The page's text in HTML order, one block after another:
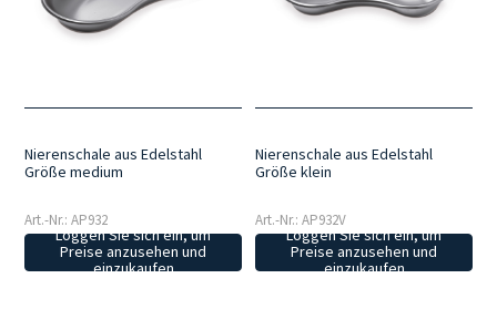
Nierenschale aus Edelstahl
Größe medium
Art.-Nr.: AP932
Loggen Sie sich ein, um
Preise anzusehen und
einzukaufen
Nierenschale aus Edelstahl
Größe klein
Art.-Nr.: AP932V
Loggen Sie sich ein, um
Preise anzusehen und
einzukaufen